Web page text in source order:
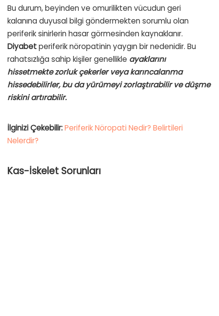
Bu durum, beyinden ve omurilikten vücudun geri
kalanına duyusal bilgi göndermekten sorumlu olan
periferik sinirlerin hasar görmesinden kaynaklanır.
Diyabetperiferik nöropatinin yaygın bir nedenidir. Bu
rahatsızlığa sahip kişiler genellikle ayaklarını
hissetmekte zorluk çekerler veya karıncalanma
hissedebilirler, bu da yürümeyi zorlaştırabilir ve düşme
riskini artırabilir.
İlginizi Çekebilir:Periferik Nöropati Nedir? Belirtileri
Nelerdir?
Kas-İskelet Sorunları